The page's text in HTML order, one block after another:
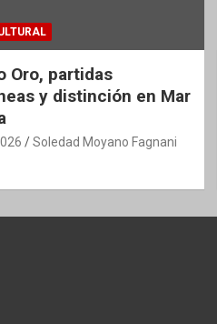
Oro, partidas
y distinción en Mar
Soledad Moyano Fagnani